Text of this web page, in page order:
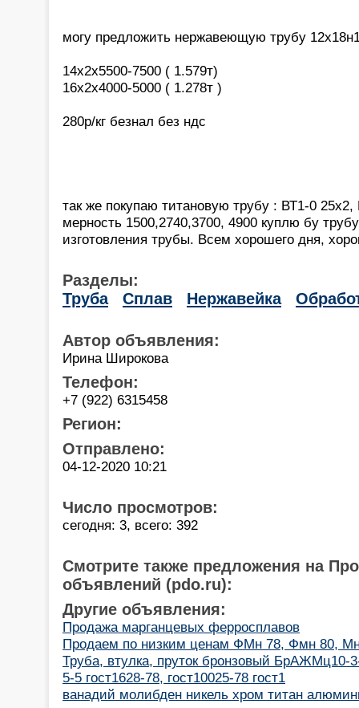
могу предложить нержавеющую трубу
14х2х5500-7500 ( 1.579т)
16х2х4000-5000 ( 1.278т )
280р/кг безнал без ндс
так же покупаю титановую трубу : ВТ1-0
мерность 1500,2740,3700, 4900 куплю бу
изготовления трубы. Всем хорошего дня,
Разделы:
Труба
Сплав Нержавейка
Автор объявления:
Ирина Широкова
Телефон:
+7 (922) 6315458
Регион:
Отправлено:
04-12-2020 10:21
Число просмотров:
сегодня: 3, всего: 392
Смотрите также предложения на
объявлений (pdo.ru):
Другие объявления:
Продажа марганцевых ферросплавов
Продаем по низким ценам ФМн 78, Фмн 80,
Труба, втулка, пруток бронзовый
5-5 гост1628-78, гост10025-78 гост1
ванадий молибден никель хром титан